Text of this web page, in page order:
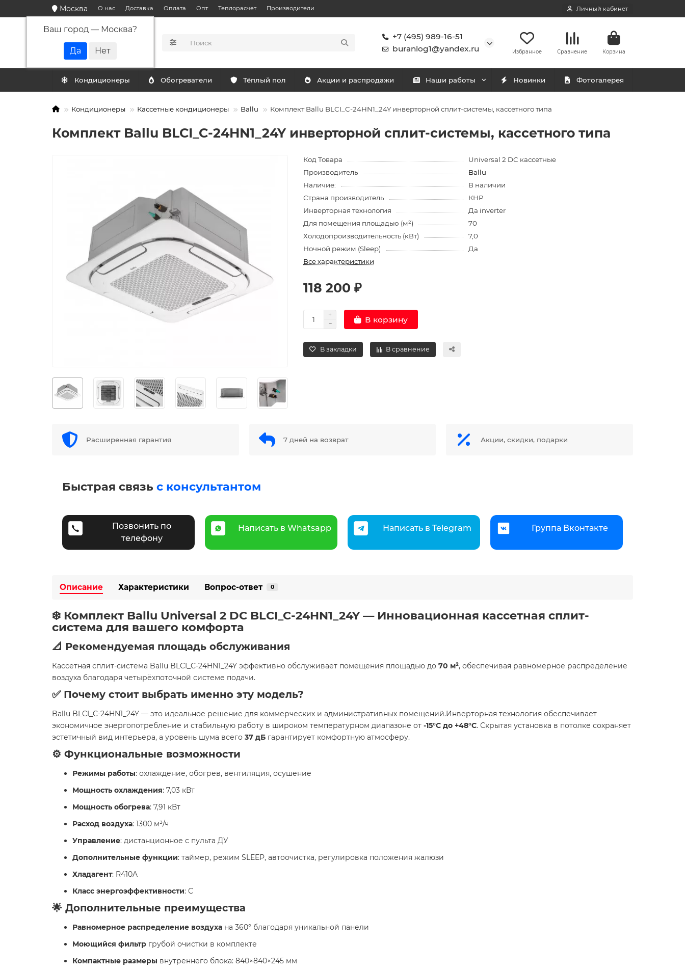
Москва
Ваш город — Москва?
О нас Доставка Оплата Опт Теплорасчет Производители Личный кабинет
+7 (495) 989-16-51
buranlog1@yandex.ru
Избранное Сравнение Корзина
Кондиционеры Обогреватели Тёплый пол Акции и распродажи Наши работы Новинки Фотогалерея
Кондиционеры Кассетные кондиционеры Ballu Комплект Ballu BLCI_C-24HN1_24Y инверторной сплит-системы, кассетного типа
Комплект Ballu BLCI_C-24HN1_24Y инверторной сплит-системы, кассетного типа
Код Товара
Universal 2 DC кассетные
Производитель
Ballu
Наличие:
В наличии
Страна производитель
КНР
Инверторная технология
Да inverter
Для помещения площадью (м²)
70
Холодопроизводительность (кВт)
7,0
Ночной режим (Sleep)
Да
Все характеристики
118 200 ₽
В корзину
В закладки В сравнение
Расширенная гарантия 7 дней на возврат Акции, скидки, подарки
Быстрая связь с консультантом
Позвонить по
телефону
Написать в Whatsapp Написать в Telegram Группа Вконтакте
Описание Характеристики Вопрос-ответ 0
❄️ Комплект Ballu Universal 2 DC BLCI_C-24HN1_24Y — Инновационная кассетная сплит-
система для вашего комфорта
📐 Рекомендуемая площадь обслуживания
Кассетная сплит-система Ballu BLCI_C-24HN1_24Y эффективно обслуживает помещения площадью до 70 м², обеспечивая равномерное распределение
воздуха благодаря четырёхпоточной системе подачи.
✅ Почему стоит выбрать именно эту модель?
Ballu BLCI_C-24HN1_24Y — это идеальное решение для коммерческих и административных помещений.Инверторная технология обеспечивает
экономичное энергопотребление и стабильную работу в широком температурном диапазоне от -15°C до +48°C. Скрытая установка в потолке сохраняет
эстетичный вид интерьера, а уровень шума всего 37 дБ гарантирует комфортную атмосферу.
⚙️ Функциональные возможности
Режимы работы: охлаждение, обогрев, вентиляция, осушение
Мощность охлаждения: 7,03 кВт
Мощность обогрева: 7,91 кВт
Расход воздуха: 1300 м³/ч
Управление: дистанционное с пульта ДУ
Дополнительные функции: таймер, режим SLEEP, автоочистка, регулировка положения жалюзи
Хладагент: R410A
Класс энергоэффективности: C
🌟 Дополнительные преимущества
Равномерное распределение воздуха на 360° благодаря уникальной панели
Моющийся фильтр грубой очистки в комплекте
Компактные размеры внутреннего блока: 840×840×245 мм